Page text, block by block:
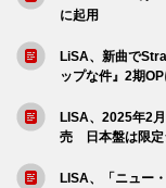
に起用
LiSA、新曲で
ップな件』2期
LISA、2025年2
売 日本盤は限定
LISA、「ニュー